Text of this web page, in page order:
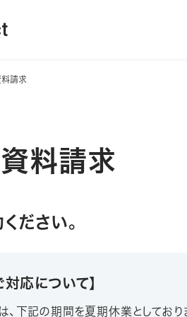
料請求
料請求
ださい。
応について】
、下記の期間を夏期休業としており